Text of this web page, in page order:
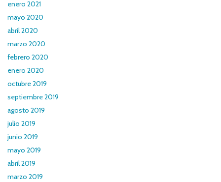
enero 2021
mayo 2020
abril 2020
marzo 2020
febrero 2020
enero 2020
octubre 2019
septiembre 2019
agosto 2019
julio 2019
junio 2019
mayo 2019
abril 2019
marzo 2019